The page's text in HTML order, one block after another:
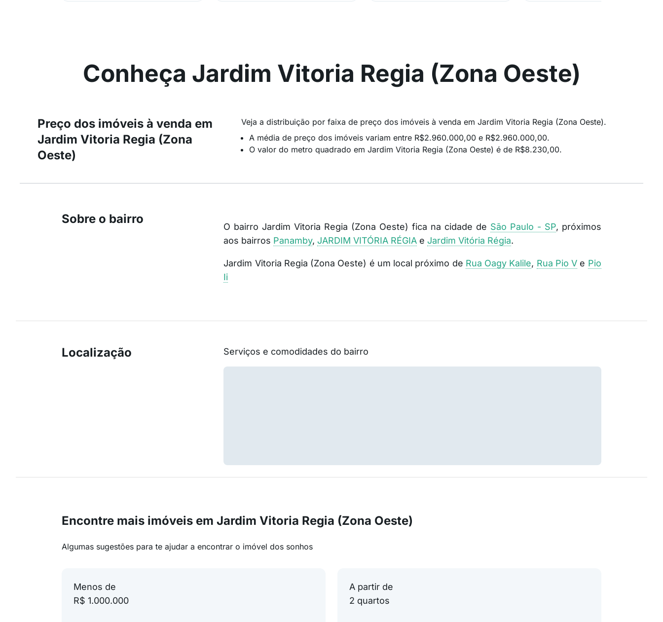
Conheça Jardim Vitoria Regia (Zona Oeste)
Preço dos imóveis à venda em
Jardim Vitoria Regia (Zona
Oeste)
Veja a distribuição por faixa de preço dos imóveis à venda em Jardim Vitoria Regia (Zona Oeste).
A média de preço dos imóveis variam entre R$2.960.000,00 e R$2.960.000,00.
O valor do metro quadrado em Jardim Vitoria Regia (Zona Oeste) é de R$8.230,00.
Sobre o bairro
O bairro Jardim Vitoria Regia (Zona Oeste) fica na cidade de São Paulo - SP, próximos
aos bairros Panamby, JARDIM VITÓRIA RÉGIA e Jardim Vitória Régia.
Jardim Vitoria Regia (Zona Oeste) é um local próximo de Rua Oagy Kalile, Rua Pio V e Pio
Ii
Localização Serviços e comodidades do bairro
Encontre mais imóveis em Jardim Vitoria Regia (Zona Oeste)
Algumas sugestões para te ajudar a encontrar o imóvel dos sonhos
Menos de
R$ 1.000.000
A partir de
2 quartos